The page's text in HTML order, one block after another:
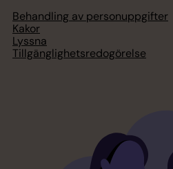
Behandling av personuppgifter
Kakor
Lyssna
Tillgänglighetsredogörelse